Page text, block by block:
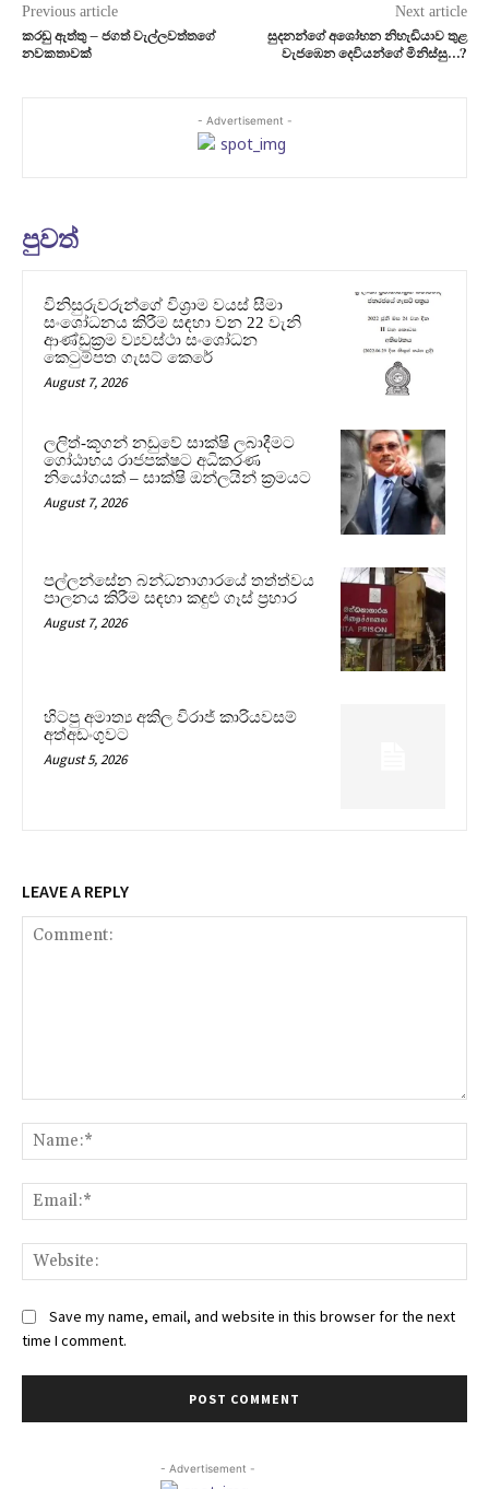
Previous article
කරඬු ඇත්තු – ජගත් වැල්ලවත්තගේ
නවකතාවක්
Next article
සුදනන්ගේ අශෝභන නිහැඬියාව තුළ
වැජඹෙන දෙවියන්ගේ මිනිස්සු…?
- Advertisement -
පුවත්
විනිසුරුවරුන්ගේ විශ්‍රාම වයස් සීමා
සංශෝධනය කිරීම සඳහා වන 22 වැනි
ආණ්ඩුක්‍රම ව්‍යවස්ථා සංශෝධන
කෙටුම්පත ගැසට් කෙරේ
August 7, 2026
ලලිත්-කූගන් නඩුවේ සාක්ෂි ලබාදීමට
ගෝඨාභය රාජපක්ෂට අධිකරණ
නියෝගයක් – සාක්ෂි ඔන්ලයින් ක්‍රමයට
August 7, 2026
පල්ලන්සේන බන්ධනාගාරයේ තත්ත්වය
පාලනය කිරීම සඳහා කඳුළු ගෑස් ප්‍රහාර
August 7, 2026
හිටපු අමාත්‍ය අකිල විරාජ් කාරියවසම්
අත්අඩංගුවට
August 5, 2026
LEAVE A REPLY
Save my name, email, and website in this browser for the next
time I comment.
- Advertisement -